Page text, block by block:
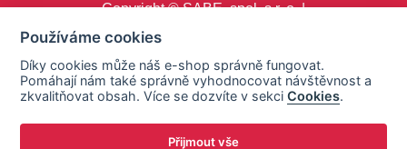
Copyright © SABE, spol. s r. o. |
Používáme cookies
Díky cookies může náš e-shop správně fungovat.
Pomáhají nám také správně vyhodnocovat návštěvnost a
zkvalitňovat obsah. Více se dozvíte v sekciCookies.
Přijmout vše